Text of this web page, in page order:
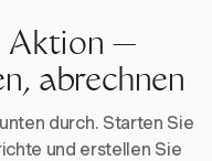
Aktion —
abrechnen
durch. Starten Sie
und erstellen Sie